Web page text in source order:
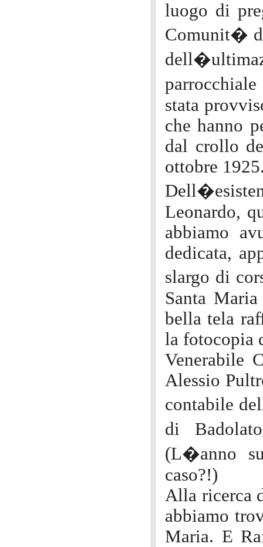
luogo di
Comunit�
stata
che hanno
dal crollo
ottobre
Leonardo,
abbiamo
dedicata,
slargo di
Santa
bella tela
la fotocopia
Venerabile
Alessio
contabile
di
(L�anno
caso?!)
Alla ricerca
abbiamo
Maria. E